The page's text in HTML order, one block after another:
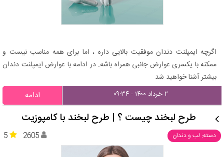
اگرچه ایمپلنت دندان موفقیت بالایی داره ، اما برای همه مناسب نیست و
ممکنه با یکسری عوارض جانبی همراه باشه. در ادامه با عوارض ایمپلنت دندان
بیشتر آشنا خواهید شد.
۲ خرداد ۱۴۰۰ - ۰۹:۳۴ ادامه
طرح لبخند چیست ؟ | طرح لبخند با کامپوزیت
دسته: لب و دندان 5 2605